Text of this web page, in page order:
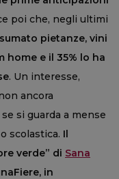
poi che, negli ultimi
pietanze, vini
home e il 35% lo ha
. Un interesse,
ancora
si guarda a mense
scolastica. Il
verde” di Sana
in